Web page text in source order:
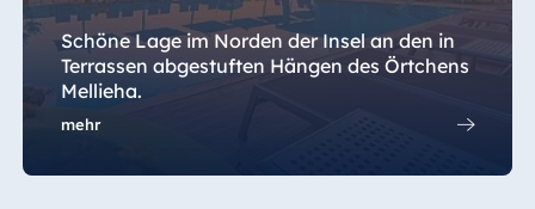
Schöne Lage im Norden der Insel an den in
Terrassen abgestuften Hängen des Örtchens
Mellieha.
mehr